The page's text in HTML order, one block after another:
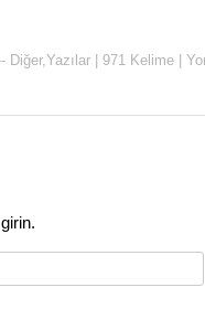
Diğer,Yazılar 971 Kelime